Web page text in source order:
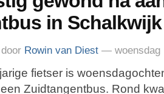
in Schalkwijk
door Rowin van Diest — woensdag
fietser is
Zuidtangentbus. Rond